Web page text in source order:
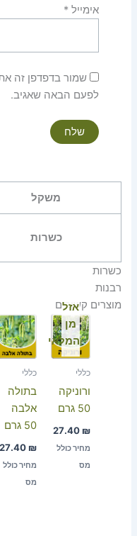
אימייל *
שמור בדפדפן זה
לפעם הבאה שאגיב.
משקל
כשרות
כשרות
רבנות
מוצרים קשורים
אזל
מן
המלאי
כללי
ורוניקה
50 גרם
27.40 ₪
מחיר כולל
מס
כללי
בתולה
אלבה
50 גרם
27.40 ₪
מחיר כולל
מס